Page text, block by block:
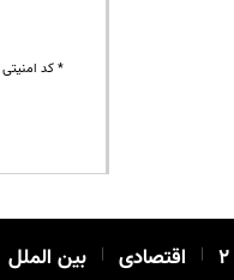
* کد امنیتی
| اقتصادی | بین الملل